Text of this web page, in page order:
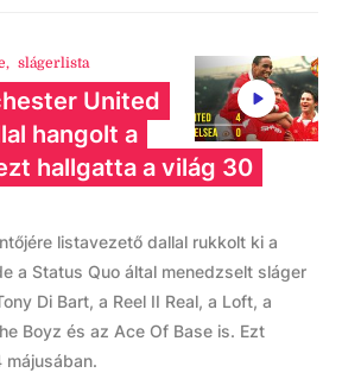
, slágerlista
United
hangolt a
hallgatta a világ 30
listavezető dallal rukkolt ki a
a Status Quo által menedzselt sláger
Di Bart, a Reel II Real, a Loft, a
Boyz és az Ace Of Base is. Ezt
májusában.